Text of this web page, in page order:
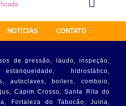
NOTÍCIAS CONTATO
de pressão, laudo, inspeção,
hidrostático,
autoclaves, boilers, comboio,
Capim Crosso, Santa Rita do
Fortaleza do Tabocão, Juína,